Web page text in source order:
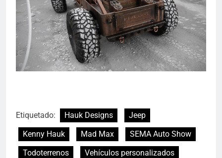
Etiquetado: Hauk Designs
Jeep
Kenny Hauk
Mad Max
SEMA Auto Show
Todoterrenos
Vehículos personalizados